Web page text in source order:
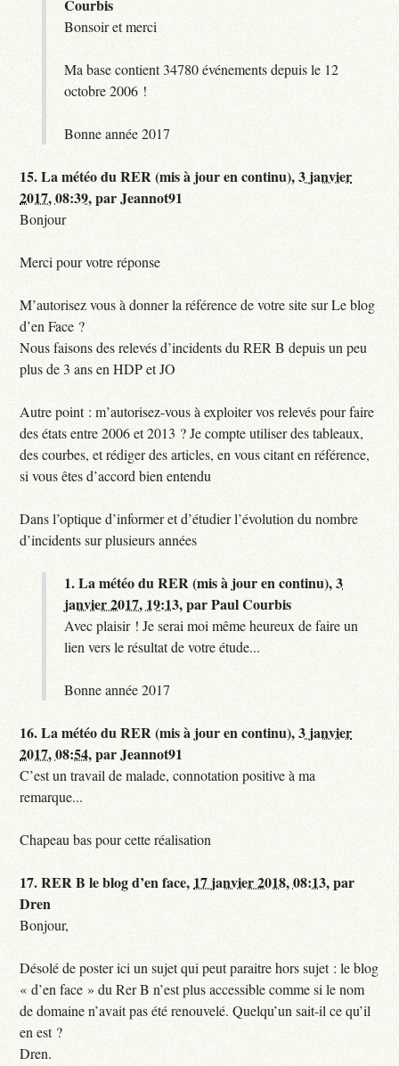
Courbis
Bonsoir et merci
Ma base contient 34780 événements depuis le 12
octobre 2006 !
Bonne année 2017
15.La météo du RER (mis à jour en continu),3 janvier
2017, 08:39,parJeannot91
Bonjour
Merci pour votre réponse
M’autorisez vous à donner la référence de votre site sur Le blog
d’en Face ?
Nous faisons des relevés d’incidents du RER B depuis un peu
plus de 3 ans en HDP et JO
Autre point : m’autorisez-vous à exploiter vos relevés pour faire
des états entre 2006 et 2013 ? Je compte utiliser des tableaux,
des courbes, et rédiger des articles, en vous citant en référence,
si vous êtes d’accord bien entendu
Dans l’optique d’informer et d’étudier l’évolution du nombre
d’incidents sur plusieurs années
1.La météo du RER (mis à jour en continu),3
janvier 2017, 19:13,parPaul Courbis
Avec plaisir ! Je serai moi même heureux de faire un
lien vers le résultat de votre étude...
Bonne année 2017
16.La météo du RER (mis à jour en continu),3 janvier
2017, 08:54,parJeannot91
C’est un travail de malade, connotation positive à ma
remarque...
Chapeau bas pour cette réalisation
17.RER B le blog d’en face, 17 janvier 2018, 08:13,par
Dren
Bonjour,
Désolé de poster ici un sujet qui peut paraitre hors sujet : le blog
« d’en face » du Rer B n’est plus accessible comme si le nom
de domaine n’avait pas été renouvelé. Quelqu’un sait-il ce qu’il
en est ?
Dren.